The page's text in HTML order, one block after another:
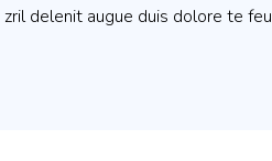
delenit augue duis dolore te